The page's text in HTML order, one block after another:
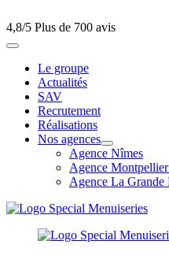
4,8/5 Plus de 700 avis
Le groupe
Actualités
SAV
Recrutement
Réalisations
Nos agences
Agence Nîmes
Agence
Agence La